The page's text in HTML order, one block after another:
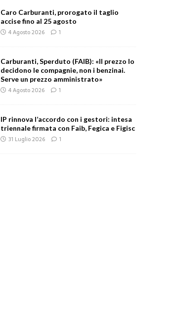
Caro Carburanti, prorogato il taglio
accise fino al 25 agosto
4 Agosto 2026 1
Carburanti, Sperduto (FAIB): «Il prezzo lo
decidono le compagnie, non i benzinai.
Serve un prezzo amministrato»
4 Agosto 2026 1
IP rinnova l’accordo con i gestori: intesa
triennale firmata con Faib, Fegica e Figisc
31 Luglio 2026 1